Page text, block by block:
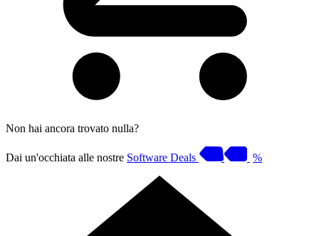
Non hai ancora trovato nulla?
Dai un'occhiata alle nostre Software Deals %